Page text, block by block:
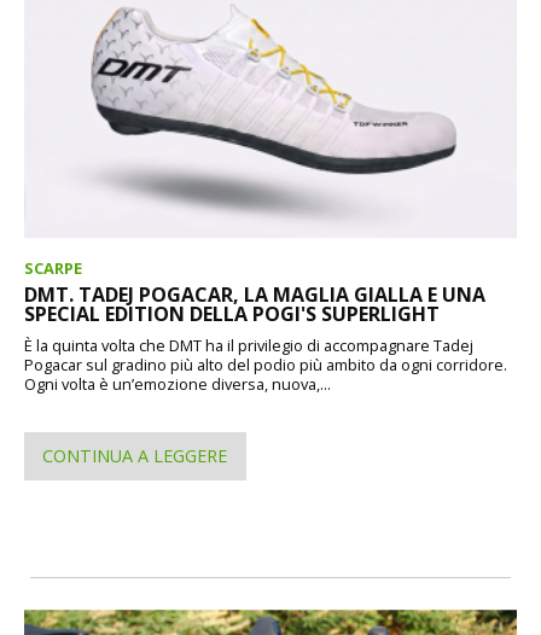
SCARPE
DMT. TADEJ POGACAR, LA MAGLIA GIALLA E UNA
SPECIAL EDITION DELLA POGI'S SUPERLIGHT
È la quinta volta che DMT ha il privilegio di accompagnare Tadej
Pogacar sul gradino più alto del podio più ambito da ogni corridore.
Ogni volta è un’emozione diversa, nuova,...
CONTINUA A LEGGERE